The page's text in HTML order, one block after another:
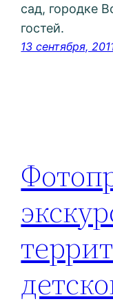
сад, городке
гостей.
13 сентября,